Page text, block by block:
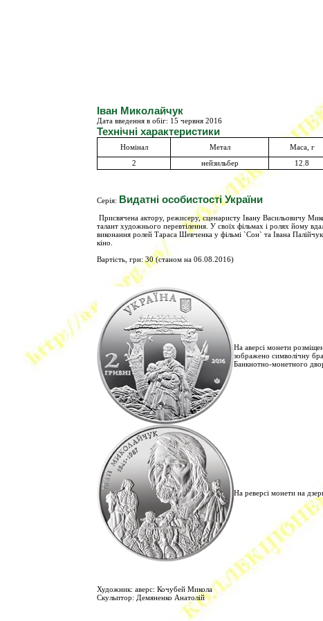
Іван Миколайчук
Дата введення в обіг: 15 червня 2016
Технічні характеристики
Номінал Метал Маса, г
2
нейзильбер 12.8
Серія: Видатні особистості України
Присвячена актору, режисеру, сценаристу Івану Васильовичу
талант художнього перевтілення. У своїх фільмах і ролях йому
виконання ролей Тараса Шевченка у фільмі `Сон` та Івана
кіно.
Вартість, грн: 30 (станом на 06.08.2016)
На аверсі монети
зображено символічну
Банкнотно-монетного
На реверсі монети на
Художник: аверс: Кочубей Микола
Скульптор: Демяненко Анатолій